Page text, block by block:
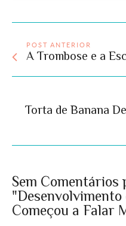
POST ANTERIOR
A Trombose e a
Torta de Banana
Sem Comentários
Começou a Falar